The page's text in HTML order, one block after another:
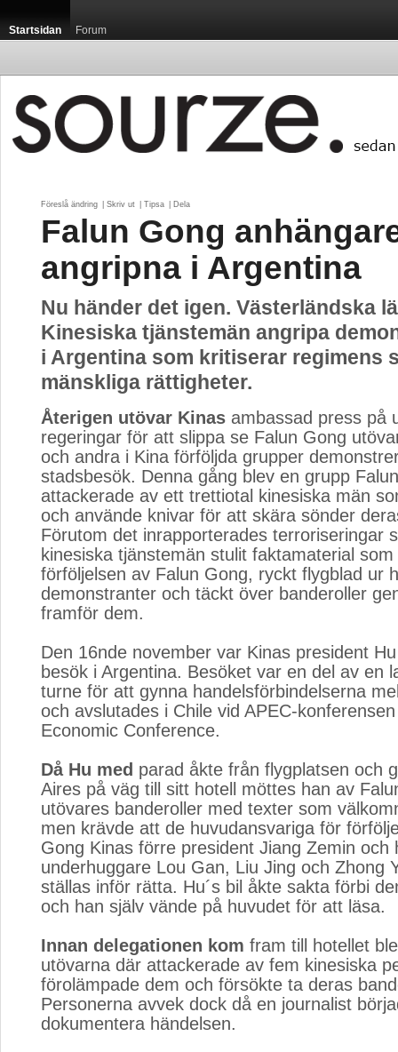
Startsidan Forum
Föreslå ändring Skriv ut Tipsa Dela
Falun Gong
angripna i Argentina
Nu händer det igen. Västerländska
Kinesiska tjänstemän angripa
i Argentina som kritiserar regimens
mänskliga rättigheter.
Återigen utövar Kinas ambassad press på
regeringar för att slippa se Falun Gong
och andra i Kina förföljda grupper
stadsbesök. Denna gång blev en grupp
attackerade av ett trettiotal kinesiska män
och använde knivar för att skära sönder
Förutom det inrapporterades terroriseringar
kinesiska tjänstemän stulit faktamaterial
förföljelsen av Falun Gong, ryckt flygblad ur
demonstranter och täckt över banderoller
framför dem.
Den 16nde november var Kinas president
besök i Argentina. Besöket var en del av en
turne för att gynna handelsförbindelserna
och avslutades i Chile vid APEC-
Economic Conference.
Då Hu med parad åkte från flygplatsen och
Aires på väg till sitt hotell möttes han av
utövares banderoller med texter som
men krävde att de huvudansvariga för
Gong Kinas förre president Jiang Zemin och
underhuggare Lou Gan, Liu Jing och Zhong
ställas inför rätta. Hu´s bil åkte sakta förbi
och han själv vände på huvudet för att läsa.
Innan delegationen kom fram till hotellet
utövarna där attackerade av fem kinesiska
förolämpade dem och försökte ta deras
Personerna avvek dock då en journalist
dokumentera händelsen.